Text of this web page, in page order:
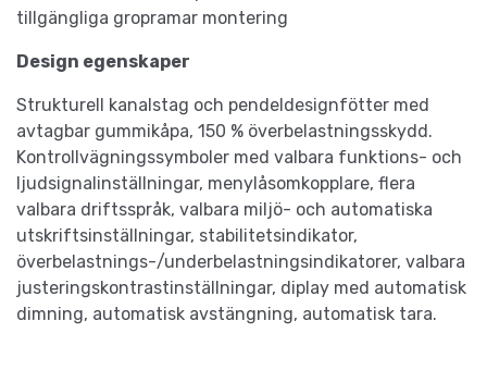
tillgängliga gropramar montering
Design egenskaper
Strukturell kanalstag och pendeldesignfötter med
avtagbar gummikåpa, 150 % överbelastningsskydd.
Kontrollvägningssymboler med valbara funktions- och
ljudsignalinställningar, menylåsomkopplare, flera
valbara driftsspråk, valbara miljö- och automatiska
utskriftsinställningar, stabilitetsindikator,
överbelastnings-/underbelastningsindikatorer, valbara
justeringskontrastinställningar, diplay med automatisk
dimning, automatisk avstängning, automatisk tara.